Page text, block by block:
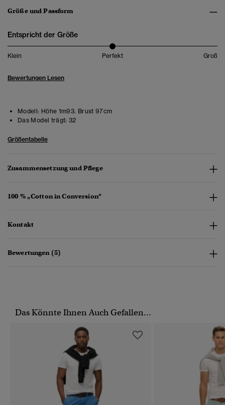
Größe und Passform
Entspricht der Größe
Klein Perfekt Groß
Bewertungen Lesen
Modell: Höhe 1m93. Brust 97cm
Das Model trägt: 32
Größentabelle
Zusammensetzung und Pflege
100 % „Cotton in Conversion“
Kontakt
Bewertungen (5)
Das Könnte Ihnen Auch Gefallen...